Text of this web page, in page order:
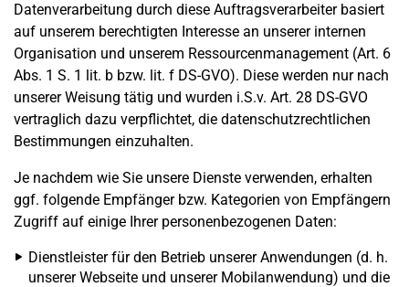
Datenverarbeitung durch diese Auftragsverarbeiter basiert
auf unserem berechtigten Interesse an unserer internen
Organisation und unserem Ressourcenmanagement (Art. 6
Abs. 1 S. 1 lit. b bzw. lit. f DS-GVO). Diese werden nur nach
unserer Weisung tätig und wurden i.S.v. Art. 28 DS-GVO
vertraglich dazu verpflichtet, die datenschutzrechtlichen
Bestimmungen einzuhalten.
Je nachdem wie Sie unsere Dienste verwenden, erhalten
ggf. folgende Empfänger bzw. Kategorien von Empfängern
Zugriff auf einige Ihrer personenbezogenen Daten:
Dienstleister für den Betrieb unserer Anwendungen (d. h.
unserer Webseite und unserer Mobilanwendung) und die